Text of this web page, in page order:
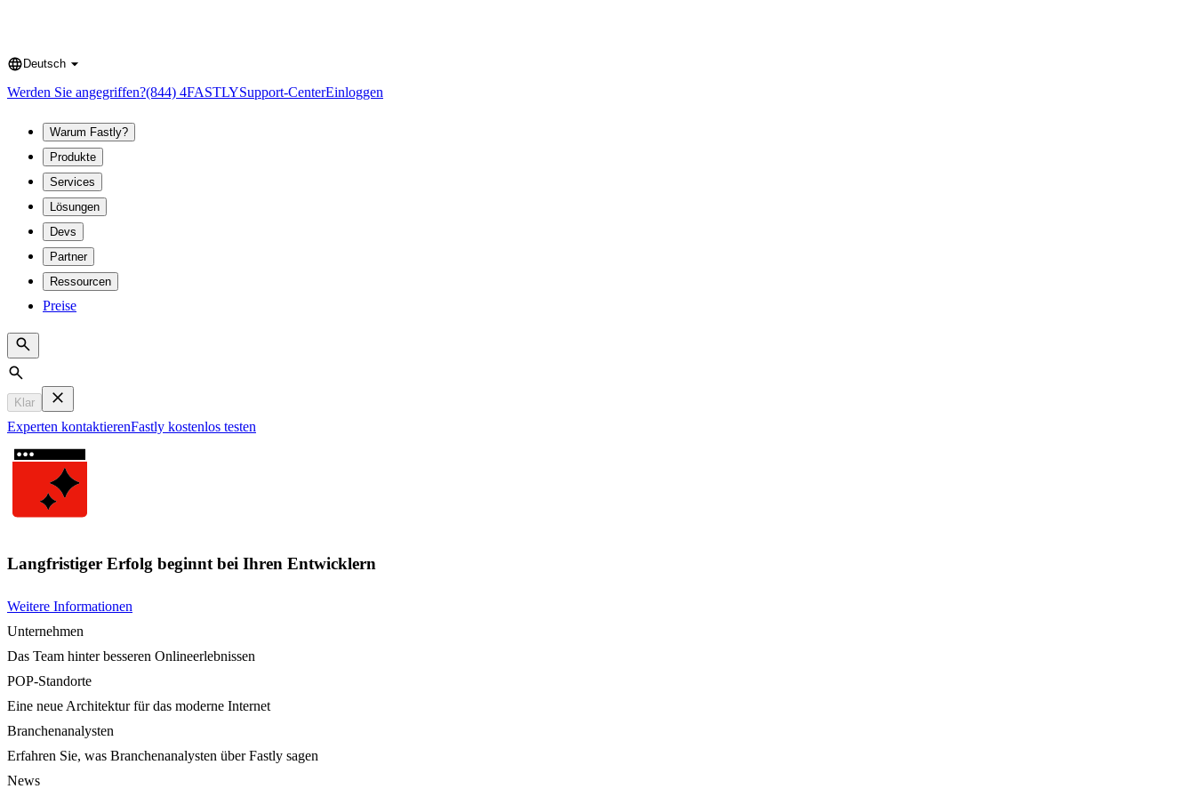
Language
Deutsch
Werden Sie angegriffen?(844) 4FASTLYSupport-CenterEinloggen
Warum Fastly?
Produkte
Services
Lösungen
Devs
Partner
Ressourcen
Preise
Search
Klar
Experten kontaktierenFastly kostenlos testen
Langfristiger Erfolg beginnt bei Ihren Entwicklern
Weitere Informationen
Unternehmen
Das Team hinter besseren Onlineerlebnissen
POP-Standorte
Eine neue Architektur für das moderne Internet
Branchenanalysten
Erfahren Sie, was Branchenanalysten über Fastly sagen
News